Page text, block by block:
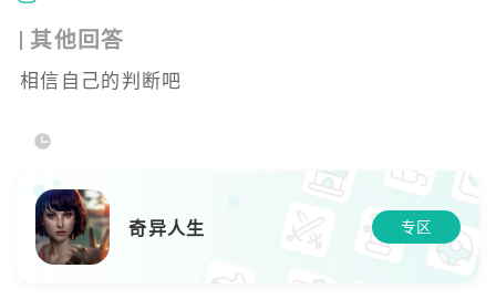
其他回答
相信自己的判断吧
奇异人生 专区